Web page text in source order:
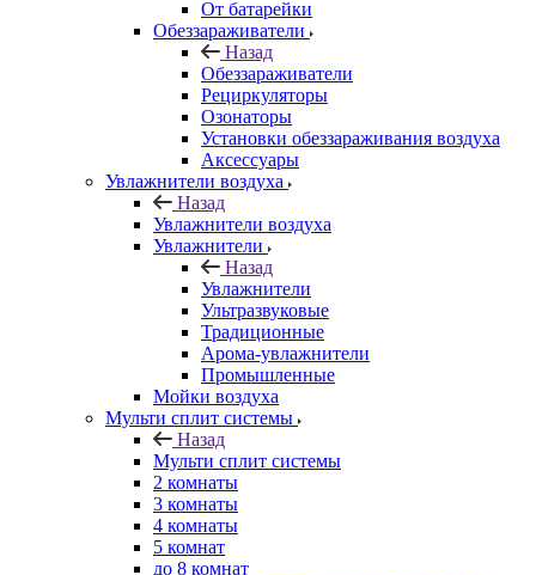
От батарейки
Обеззараживатели
Назад
Обеззараживатели
Рециркуляторы
Озонаторы
Установки обеззараживания воздуха
Аксессуары
Увлажнители воздуха
Назад
Увлажнители воздуха
Увлажнители
Назад
Увлажнители
Ультразвуковые
Традиционные
Арома-увлажнители
Промышленные
Мойки воздуха
Мульти сплит системы
Назад
Мульти сплит системы
2 комнаты
3 комнаты
4 комнаты
5 комнат
до 8 комнат